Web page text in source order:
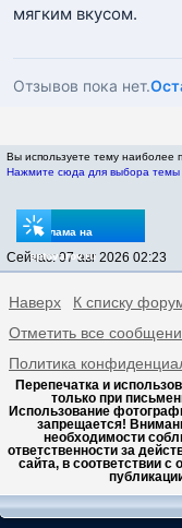
мягким вкусом.
Отзывов пока нет.
Вы используете тему наиболее
Нажмите сюда для выбора темы
Реклама на
sptovarov.ru
Сейчас: 07 авг 2026 02:23
Наверх К списку
Отметить все
Политика